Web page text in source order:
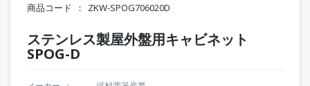
商品コード ZKW-SPOG706020D
ステンレス製屋外盤用キャビネット
SPOG-D